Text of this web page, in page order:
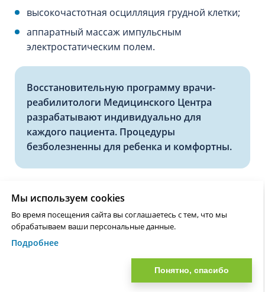
высокочастотная осцилляция грудной клетки;
аппаратный массаж импульсным
электростатическим полем.
Восстановительную программу врачи-
реабилитологи Медицинского Центра
разрабатывают индивидуально для
каждого пациента. Процедуры
безболезненны для ребенка и комфортны.
Основной способ профилактики заболевания –
медико-генетическое консультирование с
дородовой диагностикой состояния плода, а
также неонатальный скрининг на наследственные
заболевания. При наличии больных
Мы используем cookies
Во время посещения сайта вы соглашаетесь с тем, что мы
обрабатываем ваши персональные данные.
Подробнее
Понятно, спасибо